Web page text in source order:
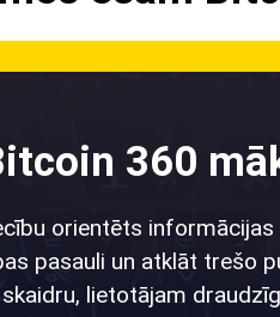
360
orientēts
pasauli un atklāt trešo
lietotājam